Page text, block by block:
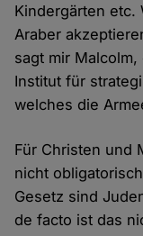
Kindergärten etc.
Araber
sagt mir
Institut für
welches die
Für Christen und
nicht
Gesetz sind
de facto ist das